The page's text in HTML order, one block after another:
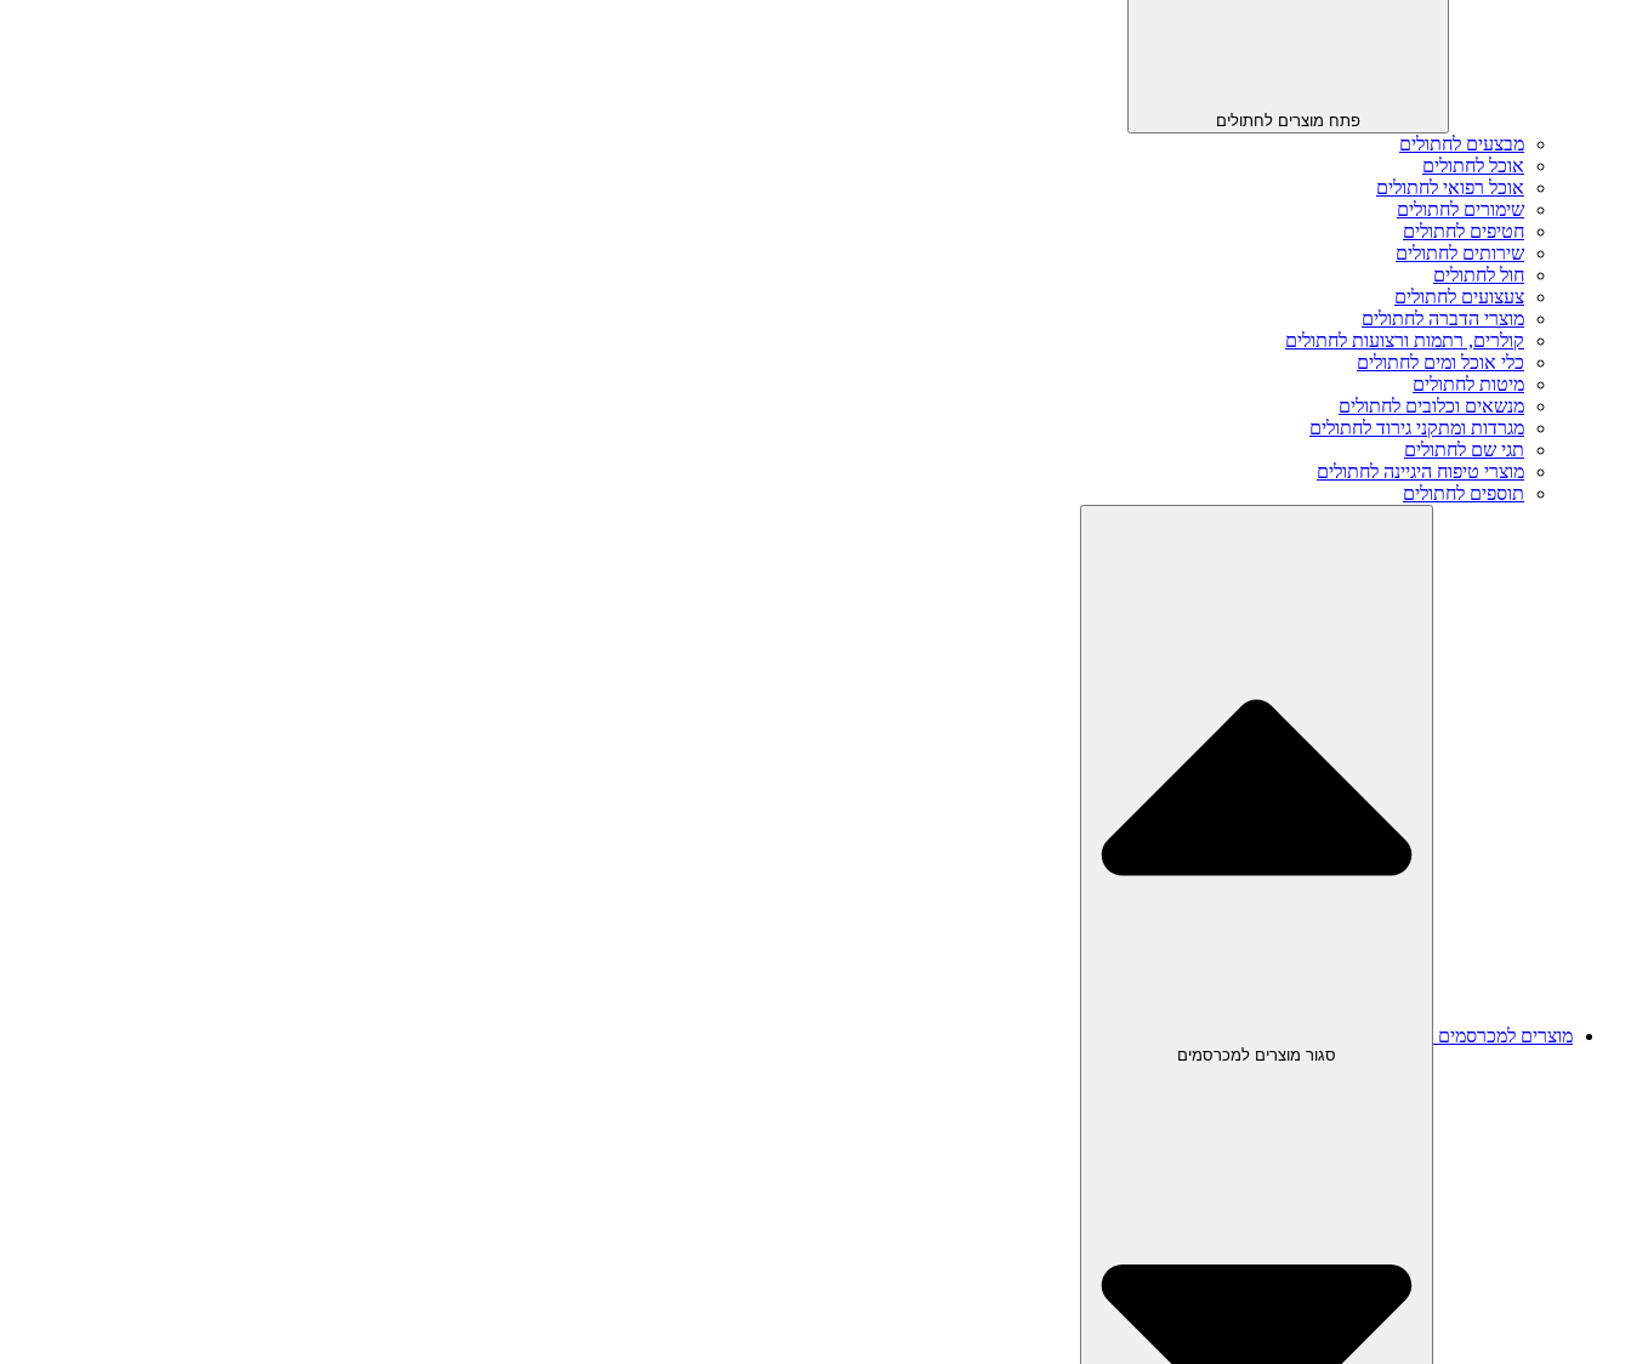
פתח מוצרים לחתולים
מבצעים לחתולים
אוכל לחתולים
אוכל רפואי לחתולים
שימורים לחתולים
חטיפים לחתולים
שירותים לחתולים
חול לחתולים
צעצועים לחתולים
מוצרי הדברה לחתולים
קולרים, רתמות ורצועות לחתולים
כלי אוכל ומים לחתולים
מיטות לחתולים
מנשאים וכלובים לחתולים
מגרדות ומתקני גירוד לחתולים
תגי שם לחתולים
מוצרי טיפוח היגיינה לחתולים
תוספים לחתולים
מוצרים למכרסמים
סגור מוצרים למכרסמים